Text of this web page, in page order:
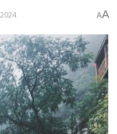
AA